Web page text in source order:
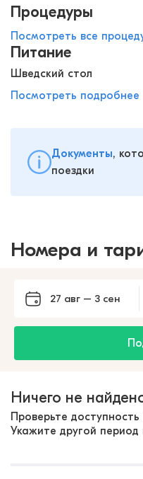
Процедуры
Посмотреть все
Питание
Шведский стол
Посмотреть подробнее
Документы,
поездки
Номера и
27 авг – 3 сен
Ничего не
Проверьте
Укажите другой период